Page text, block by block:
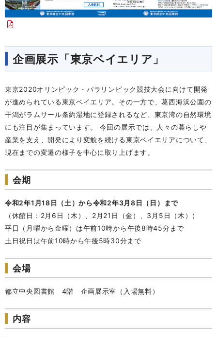
企画展示「東京ベイエリア」
東京2020オリンピック・パラリンピック競技大会に向けて開発
が進められている東京ベイエリア。その一方で、葛西海浜公園の
干潟がラムサール条約湿地に登録されるなど、東京湾の自然環境
にも注目が集まっています。 今回の展示では、人々の暮らしや
産業を支え、開発により変貌を続ける東京ベイエリアについて、
現在までの変遷の様子を中心に取り上げます。
会期
令和2年1月18日（土）から令和2年3月8日（日）まで
（休館日：2月6日（木）、2月21日（金）、3月5日（木））
平日（月曜から金曜）は午前10時から午後8時45分まで
土日祝日は午前10時から午後5時30分まで
会場
都立中央図書館 4階 企画展示室（入場無料）
内容